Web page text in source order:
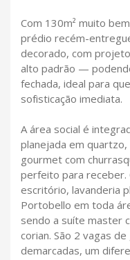
Com 130m² muito
prédio recém-
decorado, com
alto padrão —
fechada, ideal para
sofisticação imediata.
A área social é
planejada em quartzo,
gourmet com
perfeito para receber.
escritório, lavanderia
Portobello em toda
sendo a suíte master
corian. São 2 vagas
demarcadas, um